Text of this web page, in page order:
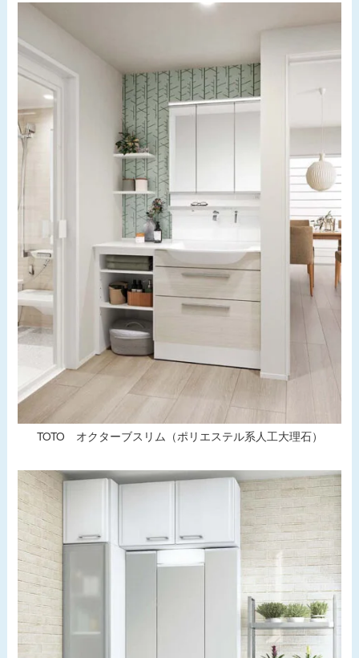
TOTO オクターブスリム（ポリエステル系人工大理石）